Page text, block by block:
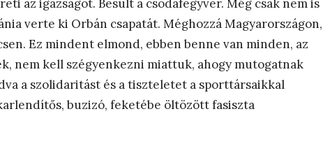
az igazságot. Besült a csodafegyver. Még csak nem is
verte ki Orbán csapatát. Méghozzá Magyarországon,
Ez mindent elmond, ebben benne van minden, az
nem kell szégyenkezni miattuk, ahogy mutogatnak
a szolidaritást és a tiszteletet a sporttársaikkal
buzizó, feketébe öltözött fasiszta